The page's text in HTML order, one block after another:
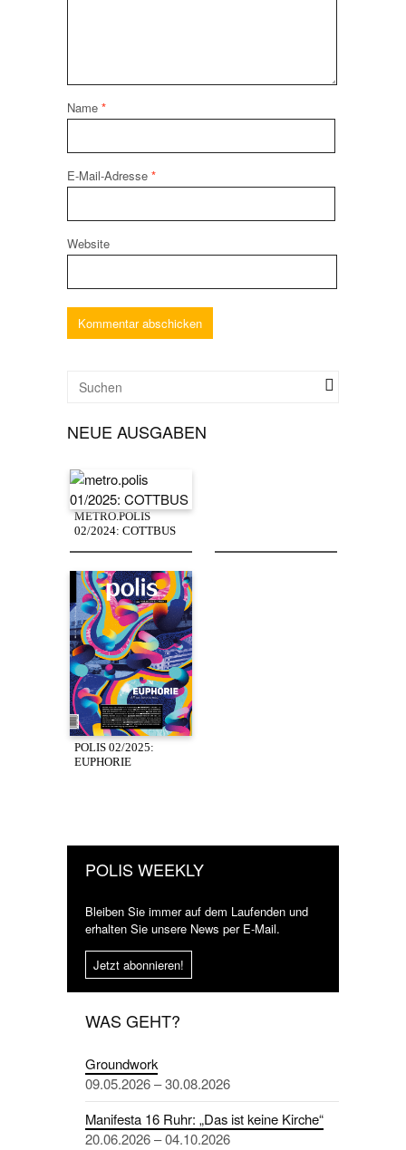
Name *
E-Mail-Adresse *
Website
NEUE AUSGABEN
METRO.POLIS
02/2024: COTTBUS
POLIS 02/2025:
EUPHORIE
POLIS WEEKLY
Bleiben Sie immer auf dem Laufenden und
erhalten Sie unsere News per E-Mail.
Jetzt abonnieren!
WAS GEHT?
Groundwork
09.05.2026 – 30.08.2026
Manifesta 16 Ruhr: „Das ist keine Kirche“
20.06.2026 – 04.10.2026